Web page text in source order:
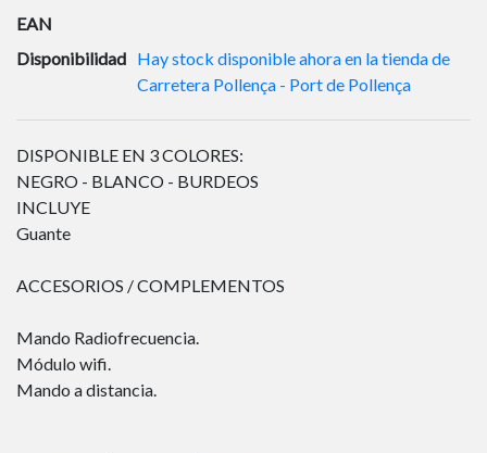
EAN
Disponibilidad Hay stock disponible ahora en la tienda de
Carretera Pollença - Port de Pollença
DISPONIBLE EN 3 COLORES:
NEGRO - BLANCO - BURDEOS
INCLUYE
Guante
ACCESORIOS / COMPLEMENTOS
Mando Radiofrecuencia.
Módulo wifi.
Mando a distancia.